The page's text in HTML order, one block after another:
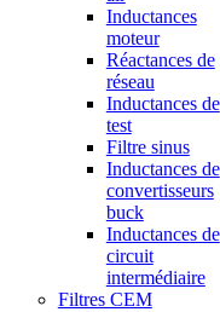
Inductances
moteur
Réactances de
réseau
Inductances de
test
Filtre sinus
Inductances de
convertisseurs
buck
Inductances de
circuit
intermédiaire
Filtres CEM